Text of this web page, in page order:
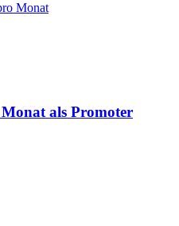
Monat
als Promoter